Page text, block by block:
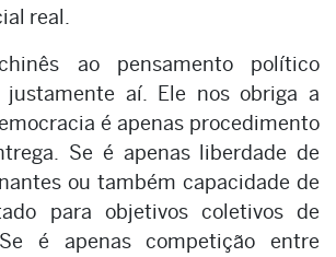
real.
ao pensamento político
justamente aí. Ele nos obriga a
é apenas procedimento
Se é apenas liberdade de
ou também capacidade de
para objetivos coletivos de
é apenas competição entre